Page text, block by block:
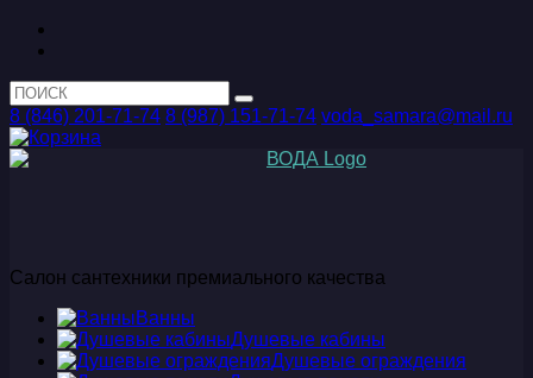
8 (846) 201-71-74 8 (987) 151-71-74 voda_samara@mail.ru
Салон сантехники премиального качества
Ванны
Душевые кабины
Душевые ограждения